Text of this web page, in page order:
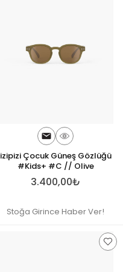
izipizi Çocuk Güneş Gözlüğü
#Kids+ #C // Olive
3.400,00₺
Stoğa Girince Haber Ver!